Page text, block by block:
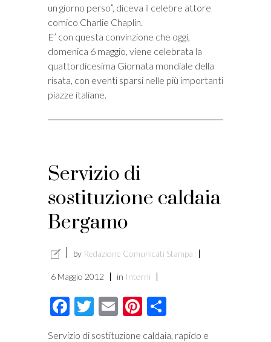
un giorno perso”, diceva il celebre attore
comico Charlie Chaplin.
E’ con questa convinzione che oggi,
domenica 6 maggio, viene celebrata la
quattordicesima Giornata mondiale della
risata, con eventi sparsi nelle più importanti
piazze italiane.
Servizio di
sostituzione caldaia
Bergamo
by Redazione Comunicati Stampa
6 Maggio 2012 in Interni
Facebook
Twitter
EmailPinterest
Servizio di sostituzione caldaia, rapido e